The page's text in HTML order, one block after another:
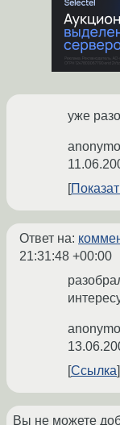
уже
Ответ на:
21:31:48 +00:00
Ссылка
Вы не можете